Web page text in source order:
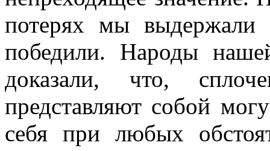
потерях мы выдержали
победили. Народы
доказали, что,
представляют собой
себя при любых